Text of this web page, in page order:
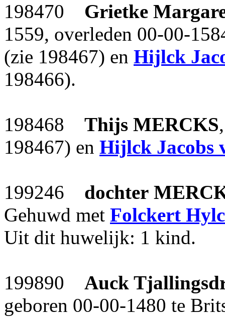
198470 Grietke
1559, overleden 00-00-
(zie 198467) en Hijlck
198466).
198468 Thijs MERCKS
198467) en Hijlck Jacobs
199246 dochter
Gehuwd met Folckert
Uit dit huwelijk: 1 kind.
199890 Auck
geboren 00-00-1480 te